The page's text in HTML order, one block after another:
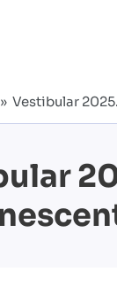
» Vestibular